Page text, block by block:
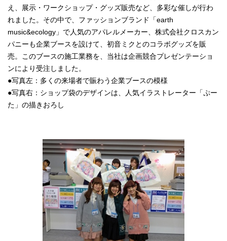
え、展示・ワークショップ・グッズ販売など、多彩な催しが行わ
れました。その中で、ファッションブランド「earth
music&ecology」で人気のアパレルメーカー、株式会社クロスカン
パニーも企業ブースを設けて、初音ミクとのコラボグッズを販
売。このブースの施工業務を、当社は企画競合プレゼンテーショ
ンにより受注しました。
●写真左：多くの来場者で賑わう企業ブースの模様
●写真右：ショップ袋のデザインは、人気イラストレーター「ぷー
た」の描きおろし